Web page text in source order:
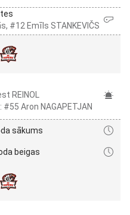
#12 Emīls STANKEVIČS
REINOL
#55 Aron NAGAPETJAN
sākums
beigas